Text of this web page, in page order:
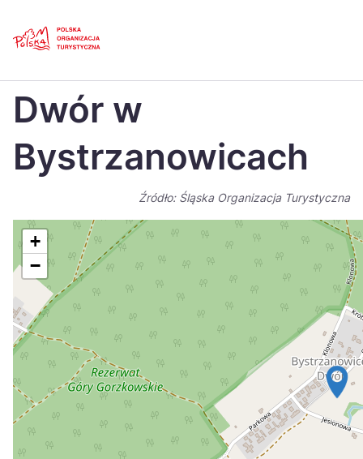
Polski
Dansk
Italiano
Nederlands 日本
Português
Suomi
Україна
Zamknij
Dwór w
Bystrzanowicach
Źródło: Śląska Organizacja Turystyczna
+
−